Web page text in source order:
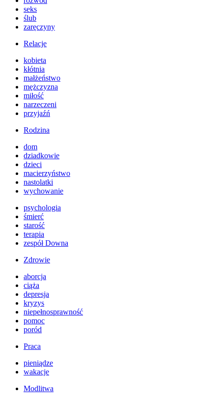
seks
ślub
zaręczyny
Relacje
kobieta
kłótnia
małżeństwo
mężczyzna
miłość
narzeczeni
przyjaźń
Rodzina
dom
dziadkowie
dzieci
macierzyństwo
nastolatki
wychowanie
psychologia
śmierć
starość
terapia
zespół Downa
Zdrowie
aborcja
ciąża
depresja
kryzys
niepełnosprawność
pomoc
poród
Praca
pieniądze
wakacje
Modlitwa